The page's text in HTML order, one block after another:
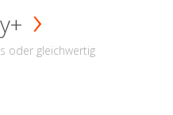
oder gleichwertig